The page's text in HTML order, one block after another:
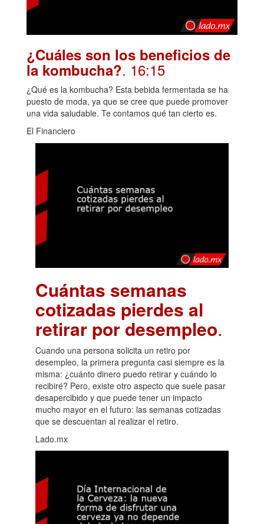
¿Cuáles son los beneficios de
la kombucha?. 16:15
¿Qué es la kombucha? Esta bebida fermentada se ha
puesto de moda, ya que se cree que puede promover
una vida saludable. Te contamos qué tan cierto es.
El Financiero
Cuántas semanas
cotizadas pierdes al
retirar por desempleo.
Cuando una persona solicita un retiro por
desempleo, la primera pregunta casi siempre es la
misma: ¿cuánto dinero puedo retirar y cuándo lo
recibiré? Pero, existe otro aspecto que suele pasar
desapercibido y que puede tener un impacto
mucho mayor en el futuro: las semanas cotizadas
que se descuentan al realizar el retiro.
Lado.mx